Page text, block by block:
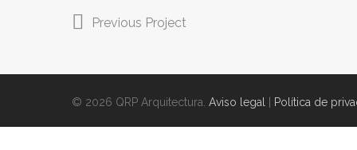
Previous Project
© 2026 QRP Arquitectura. Aviso legal Política de